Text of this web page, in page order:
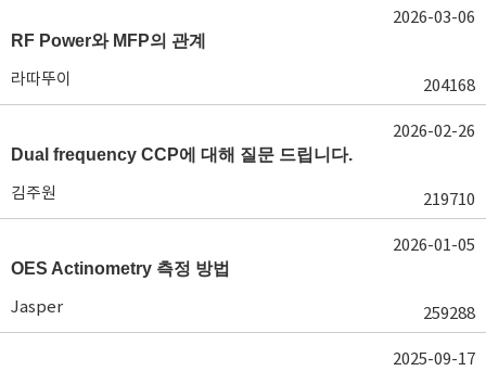
RF Power와 MFP의 관계
라따뚜이 204168
2026-03-06
Dual frequency CCP에 대해 질문 드립니다.
김주원 219710
2026-02-26
OES Actinometry 측정 방법
Jasper 259288
2026-01-05
2025-09-17